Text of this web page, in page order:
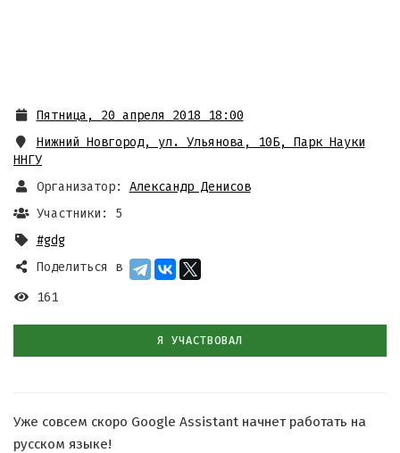
Пятница, 20 апреля 2018 18:00
Нижний Новгород, ул. Ульянова, 10Б, Парк Науки
ННГУ
Организатор:
Александр Денисов
Участники: 5
#gdg
Поделиться в
161
Я УЧАСТВОВАЛ
Уже совсем скоро Google Assistant начнет работать на
русском языке!